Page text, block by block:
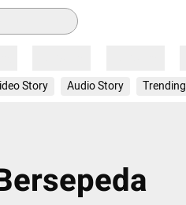
Story Audio Story Trending